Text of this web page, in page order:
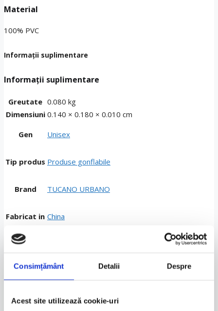
Consimțământ Detalii Despre
Acest site utilizează cookie-uri
Material
100% PVC
Informații suplimentare
Informații suplimentare
Greutate 0.080 kg
Dimensiuni 0.140 × 0.180 × 0.010 cm
Gen Unisex
Tip produs Produse gonflabile
Brand TUCANO URBANO
Fabricat in China
Sezon
Linie TU
Te-ar mai putea interesa